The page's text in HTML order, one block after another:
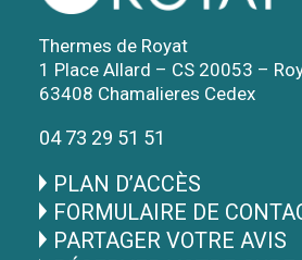
Thermes de Royat
1 Place Allard – CS 20053 –
63408 Chamalieres Cedex
04 73 29 51 51
PLAN D’ACCÈS
FORMULAIRE DE
PARTAGER VOTRE AVIS